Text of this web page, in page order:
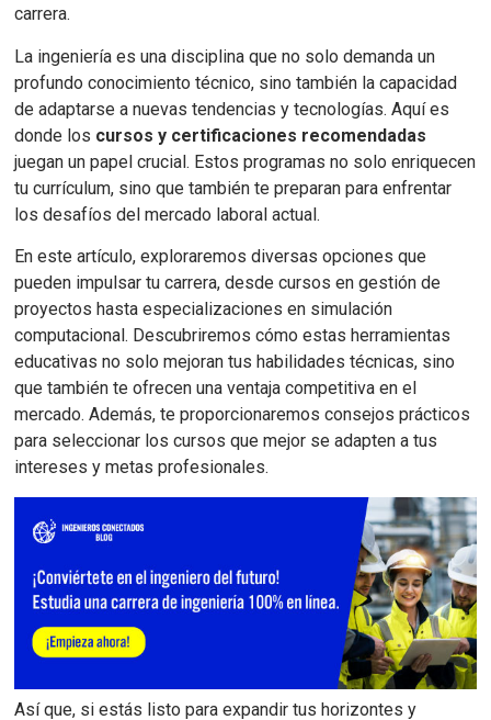
carrera.
La ingeniería es una disciplina que no solo demanda un
profundo conocimiento técnico, sino también la capacidad
de adaptarse a nuevas tendencias y tecnologías. Aquí es
donde los cursos y certificaciones recomendadas
juegan un papel crucial. Estos programas no solo enriquecen
tu currículum, sino que también te preparan para enfrentar
los desafíos del mercado laboral actual.
En este artículo, exploraremos diversas opciones que
pueden impulsar tu carrera, desde cursos en gestión de
proyectos hasta especializaciones en simulación
computacional. Descubriremos cómo estas herramientas
educativas no solo mejoran tus habilidades técnicas, sino
que también te ofrecen una ventaja competitiva en el
mercado. Además, te proporcionaremos consejos prácticos
para seleccionar los cursos que mejor se adapten a tus
intereses y metas profesionales.
Así que, si estás listo para expandir tus horizontes y